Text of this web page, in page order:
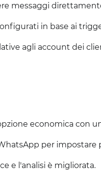
messaggi
in base ai
agli account dei
economica con
per impostare
e l'analisi è migliorata.